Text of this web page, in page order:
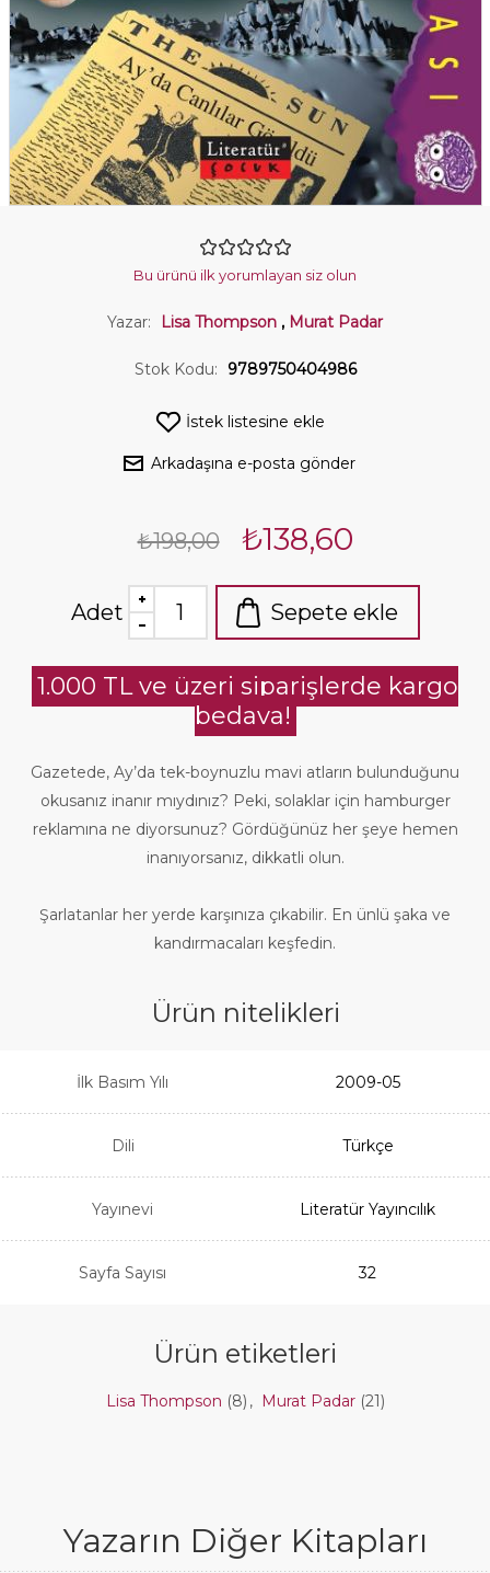
Bu ürünü ilk yorumlayan siz olun
Yazar: Lisa Thompson , Murat Padar
Stok Kodu: 9789750404986
İstek listesine ekle
Arkadaşına e-posta gönder
₺198,00 ₺138,60
Adet Sepete ekle
1.000 TL ve üzeri siparişlerde kargo
bedava!
Gazetede, Ay’da tek-boynuzlu mavi atların bulunduğunu
okusanız inanır mıydınız? Peki, solaklar için hamburger
reklamına ne diyorsunuz? Gördüğünüz her şeye hemen
inanıyorsanız, dikkatli olun.
Şarlatanlar her yerde karşınıza çıkabilir. En ünlü şaka ve
kandırmacaları keşfedin.
Ürün nitelikleri
İlk Basım Yılı 2009-05
Dili Türkçe
Yayınevi Literatür Yayıncılık
Sayfa Sayısı 32
Ürün etiketleri
Lisa Thompson (8) , Murat Padar (21)
Yazarın Diğer Kitapları